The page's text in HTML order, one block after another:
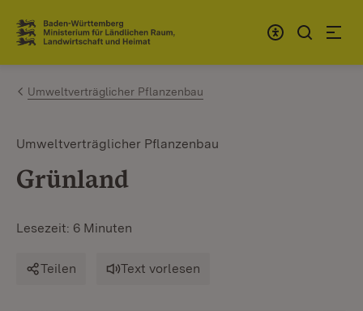
Zum Inhalt springen
Link zur Startseite
Umweltverträglicher Pflanzenbau
Umweltverträglicher Pflanzenbau
Grünland
Lesezeit: 6 Minuten
Teilen Text vorlesen